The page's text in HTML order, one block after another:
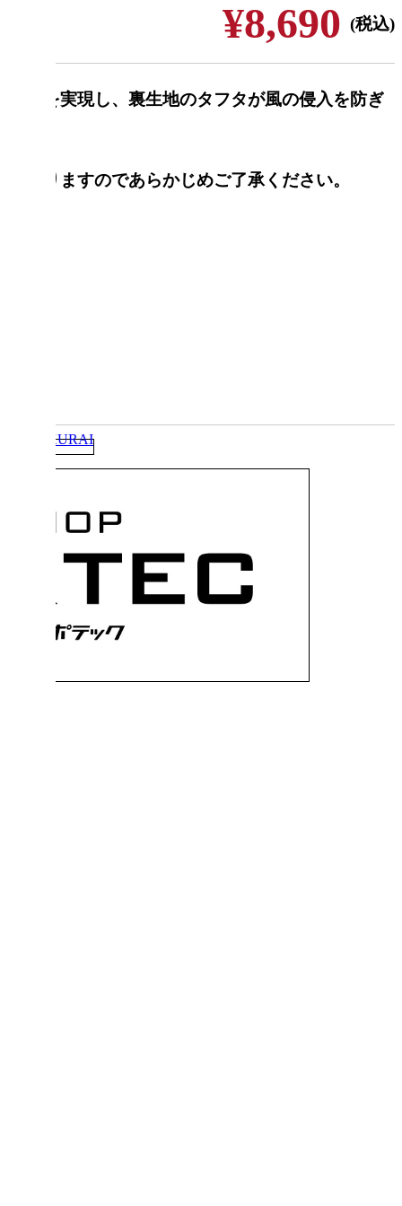
¥8,690 (税込)
温性を実現し、裏生地のタフタが風の侵入を防ぎ
ありますのであらかじめご了承ください。